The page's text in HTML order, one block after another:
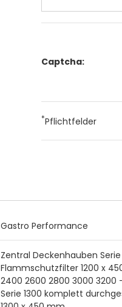
Captcha:
*Pflichtfelder
Gastro Performance
Zentral Deckenhauben
Flammschutzfilter 1200 x
2400 2600 2800 3000 3200
Serie 1300 komplett